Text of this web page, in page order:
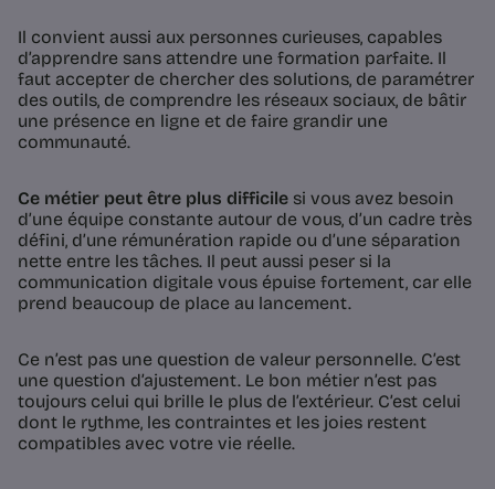
Il convient aussi aux personnes curieuses, capables
d’apprendre sans attendre une formation parfaite. Il
faut accepter de chercher des solutions, de paramétrer
des outils, de comprendre les réseaux sociaux, de bâtir
une présence en ligne et de faire grandir une
communauté.
Ce métier peut être plus difficile si vous avez besoin
d’une équipe constante autour de vous, d’un cadre très
défini, d’une rémunération rapide ou d’une séparation
nette entre les tâches. Il peut aussi peser si la
communication digitale vous épuise fortement, car elle
prend beaucoup de place au lancement.
Ce n’est pas une question de valeur personnelle. C’est
une question d’ajustement. Le bon métier n’est pas
toujours celui qui brille le plus de l’extérieur. C’est celui
dont le rythme, les contraintes et les joies restent
compatibles avec votre vie réelle.